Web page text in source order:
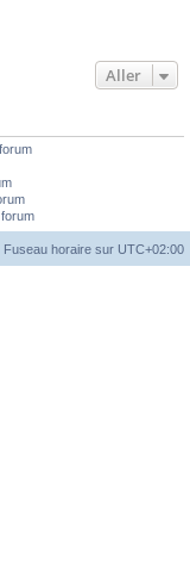
Aller
Fuseau horaire sur UTC+02:00